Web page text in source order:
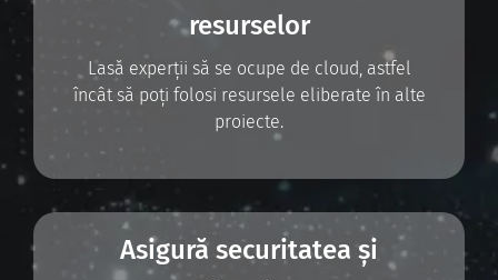
resurselor
Lasă experții să se ocupe de cloud, astfel
încât să poți folosi resursele eliberate în alte
proiecte.
Asigură securitatea și